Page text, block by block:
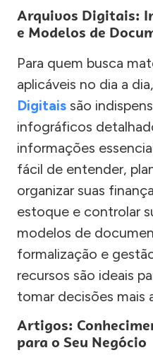
Arquivos Digitais:
e Modelos de
Para quem busca
aplicáveis no dia a
Digitais são
infográficos
informações
fácil de entender,
organizar suas
estoque e controlar
modelos de
formalização e
recursos são ideais
tomar decisões mais
Artigos:
para o Seu Negócio